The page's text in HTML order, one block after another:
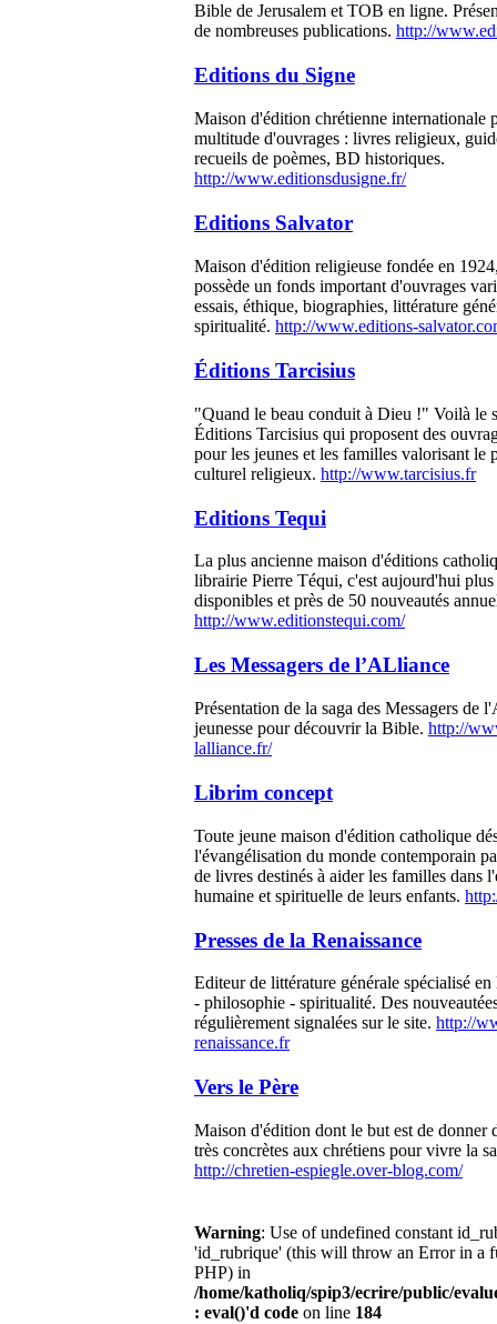
Bible de Jerusalem et TOB en ligne.
de nombreuses publications. http://
Editions du Signe
Maison d'édition chrétienne internationale
multitude d'ouvrages : livres religieux,
recueils de poèmes, BD historiques.
http://www.editionsdusigne.fr/
Editions Salvator
Maison d'édition religieuse fondée en
possède un fonds important d'ouvrages
essais, éthique, biographies, littérature
spiritualité. http://www.editions-
Éditions Tarcisius
"Quand le beau conduit à Dieu !" Voilà le
Éditions Tarcisius qui proposent des
pour les jeunes et les familles valorisant le
culturel religieux. http://www.tarcisius.fr
Editions Tequi
La plus ancienne maison d'éditions
librairie Pierre Téqui, c'est aujourd'hui
disponibles et près de 50 nouveautés
http://www.editionstequi.com/
Les Messagers de l’ALliance
Présentation de la saga des Messagers de
jeunesse pour découvrir la Bible. http://
lalliance.fr/
Librim concept
Toute jeune maison d'édition catholique
l'évangélisation du monde contemporain
de livres destinés à aider les familles dans
humaine et spirituelle de leurs enfants.
Presses de la Renaissance
Editeur de littérature générale spécialisé
- philosophie - spiritualité. Des
régulièrement signalées sur le site. http://
renaissance.fr
Vers le Père
Maison d'édition dont le but est de donner
très concrètes aux chrétiens pour vivre la
http://chretien-espiegle.over-blog.com/
Warning: Use of undefined constant
'id_rubrique' (this will throw an Error in a
PHP) in
/home/katholiq/spip3/ecrire/public/
: eval()'d code on line 184